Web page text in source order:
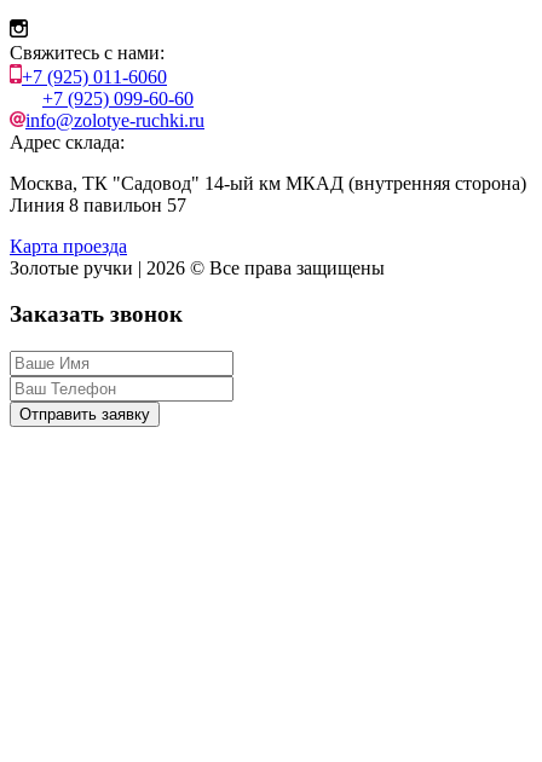
Свяжитесь с нами:
+7 (925) 011-6060
+7 (925) 099-60-60
info@zolotye-ruchki.ru
Адрес склада:
Москва, ТК "Садовод" 14-ый км МКАД (внутренняя сторона)
Линия 8 павильон 57
Карта проезда
Золотые ручки | 2026 © Все права защищены
Заказать звонок
Отправить заявку